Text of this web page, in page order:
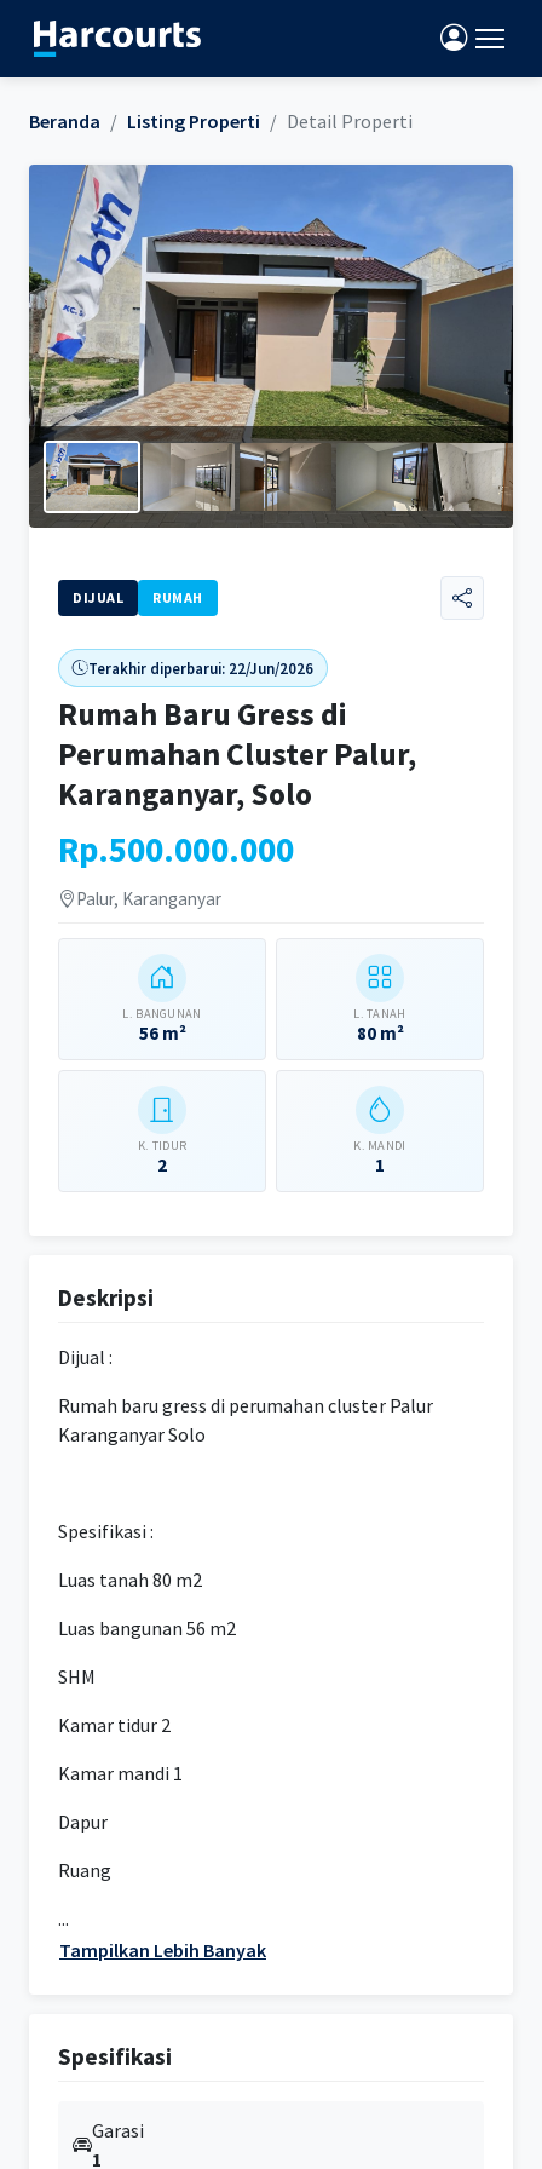
Beranda Listing Properti Detail Properti
DIJUAL RUMAH
Terakhir diperbarui: 22/Jun/2026
Rumah Baru Gress di
Perumahan Cluster Palur,
Karanganyar, Solo
Rp.500.000.000
Palur, Karanganyar
L. BANGUNAN
56 m²
L. TANAH
80 m²
K. TIDUR
2
K. MANDI
1
Deskripsi
Dijual :
Rumah baru gress di perumahan cluster Palur
Karanganyar Solo
Spesifikasi :
Luas tanah 80 m2
Luas bangunan 56 m2
SHM
Kamar tidur 2
Kamar mandi 1
Dapur
Ruang
...
Tampilkan Lebih Banyak
Spesifikasi
Garasi
1